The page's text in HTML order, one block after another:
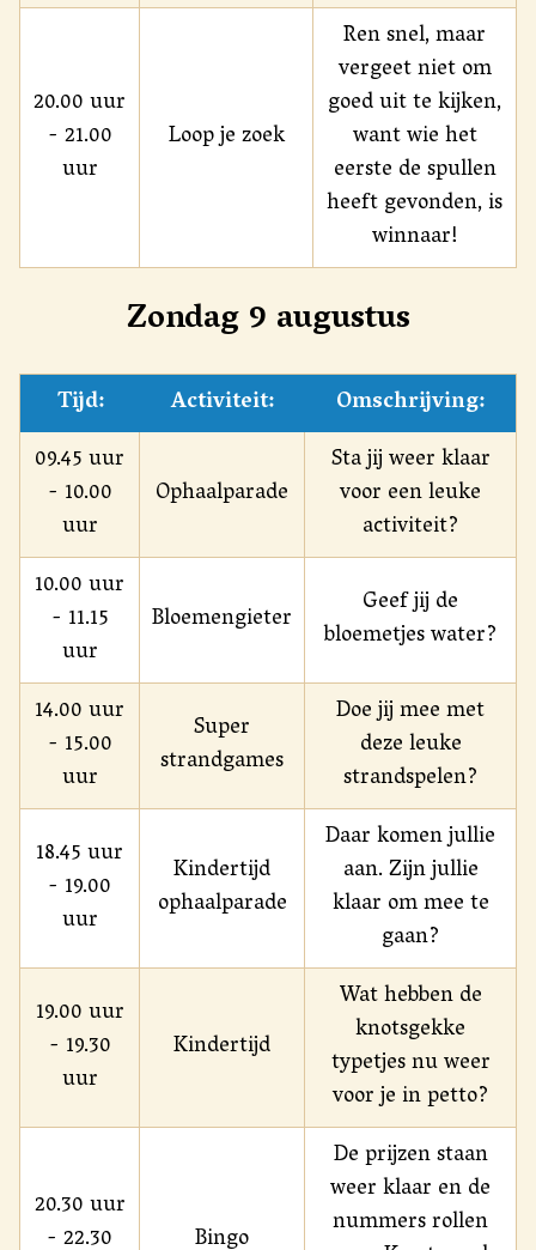
20.00 uur
- 21.00
uur
Loop je zoek
Ren snel, maar
vergeet niet om
goed uit te kijken,
want wie het
eerste de spullen
heeft gevonden, is
winnaar!
Zondag 9 augustus
Tijd: Activiteit:
Omschrijving:
09.45 uur
- 10.00
uur
Ophaalparade
Sta jij weer klaar
voor een leuke
activiteit?
10.00 uur
- 11.15
uur
Bloemengieter
Geef jij de
bloemetjes water?
14.00 uur
- 15.00
uur
Super
strandgames
Doe jij mee met
deze leuke
strandspelen?
18.45 uur
- 19.00
uur
Kindertijd
ophaalparade
Daar komen jullie
aan. Zijn jullie
klaar om mee te
gaan?
19.00 uur
- 19.30
uur
Kindertijd
Wat hebben de
knotsgekke
typetjes nu weer
voor je in petto?
20.30 uur
- 22.30
Bingo
De prijzen staan
weer klaar en de
nummers rollen